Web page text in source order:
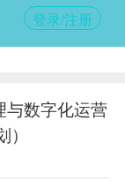
登录/注册
数字化运营